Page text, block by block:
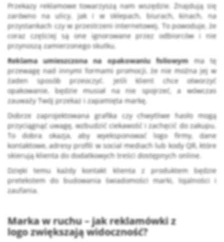
Przekazy reklamowe towarzyszą nam wszędzie. Znajdują się
zarówno na ulicy, jak i w sklepach, biurach, kinach, na
przystankach czy w przestrzeni internetowej. To powoduje, że
coraz częściej są one ignorowane przez odbiorców i nie
przynoszą zamierzonego skutku.
Reklama umieszczona na opakowaniu foliowymma tę
przewagę nad innymi formami promocji, że nie można jej w
żaden sposób przeoczyć. Jeśli klient chce otworzyć
opakowanie, będzie musiał na nie spojrzeć, a wówczas
zauważy Twój przekaz i zapamięta markę.
Dobrze zaprojektowana grafika czy chwytliwe hasło mogą
przyciągnąć uwagę, wzbudzić ciekawość i zachęcić do zakupu.
To dobra okazja, aby wyeksponować logo firmy, dane
kontaktowe, adresy profili w social mediach lub kody QR, które
skierują klienta do dodatkowych treści dostępnych online.
Dzięki temu każdy kontakt klienta z produktem będzie
pretekstem do budowania świadomości marki, lojalności i
zaufania.
Marka w ruchu – jakreklamówki z
logozwiększają widoczność?